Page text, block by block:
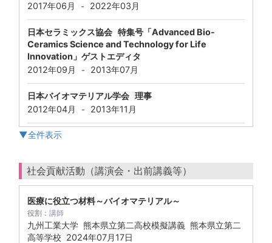
2017年06月
- 2022年03月
日本セラミックス協会 特集号「Advanced Bio-
Ceramics Science and Technology for Life
Innovation」ゲストエディタ
2012年09月
- 2013年07月
日本バイオマテリアル学会 理事
2012年04月
- 2013年11月
▼全件表示
社会貢献活動（講演会・出前講義等）
医療に役立つ材料～バイオマテリアル～
役割： 講師
九州工業大学 熊本県立第二高校模擬講義 熊本県立第二
高等学校 2024年07月17日